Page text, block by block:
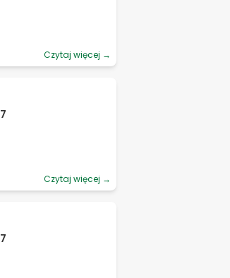
Czytaj więcej →
Czytaj więcej →